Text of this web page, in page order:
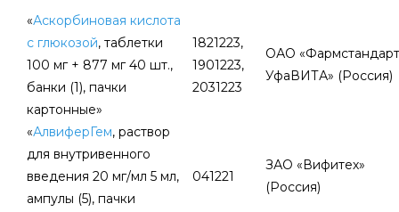
«Аскорбиновая кислота
с глюкозой, таблетки
100 мг + 877 мг 40 шт.,
банки (1), пачки
картонные»
1821223,
1901223,
2031223
ОАО
УфаВИТА» (Россия)
«АлвиферГем, раствор
для внутривенного
введения 20 мг/мл 5 мл,
ампулы (5), пачки
041221
ЗАО «Вифитех»
(Россия)